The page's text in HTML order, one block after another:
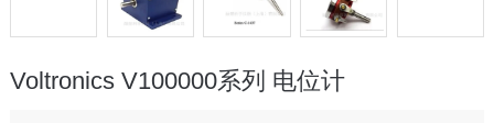
Voltronics V100000系列 电位计